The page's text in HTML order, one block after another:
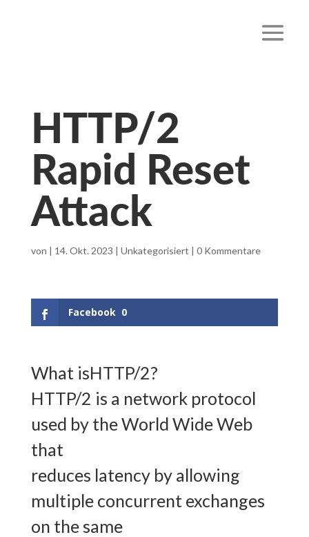
HTTP/2
Rapid Reset
Attack
von | 14. Okt. 2023 | Unkategorisiert | 0 Kommentare
Facebook 0
What isHTTP/2?
HTTP/2 is a network protocol
used by the World Wide Web
that
reduces latency by allowing
multiple concurrent exchanges
on the same